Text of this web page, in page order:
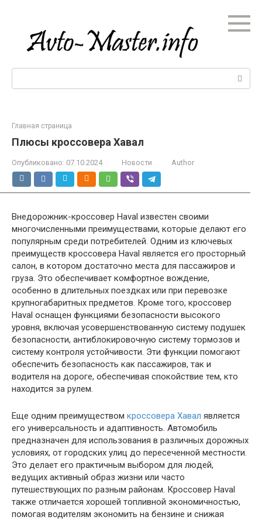
Главная страница
Плюсы кроссовера Хавал
Опубликовано: 07.10.2024 Новости Author
Внедорожник-кроссовер Haval известен своими
многочисленными преимуществами, которые делают его
популярным среди потребителей. Одним из ключевых
преимуществ кроссовера Haval является его просторный
салон, в котором достаточно места для пассажиров и
груза. Это обеспечивает комфортное вождение,
особенно в длительных поездках или при перевозке
крупногабаритных предметов. Кроме того, кроссовер
Haval оснащен функциями безопасности высокого
уровня, включая усовершенствованную систему подушек
безопасности, антиблокировочную систему тормозов и
систему контроля устойчивости. Эти функции помогают
обеспечить безопасность как пассажиров, так и
водителя на дороге, обеспечивая спокойствие тем, кто
находится за рулем.
Еще одним преимуществом кроссовера Хавал является
его универсальность и адаптивность. Автомобиль
предназначен для использования в различных дорожных
условиях, от городских улиц до пересеченной местности.
Это делает его практичным выбором для людей,
ведущих активный образ жизни или часто
путешествующих по разным районам. Кроссовер Haval
также отличается хорошей топливной экономичностью,
помогая водителям экономить на бензине и снижая